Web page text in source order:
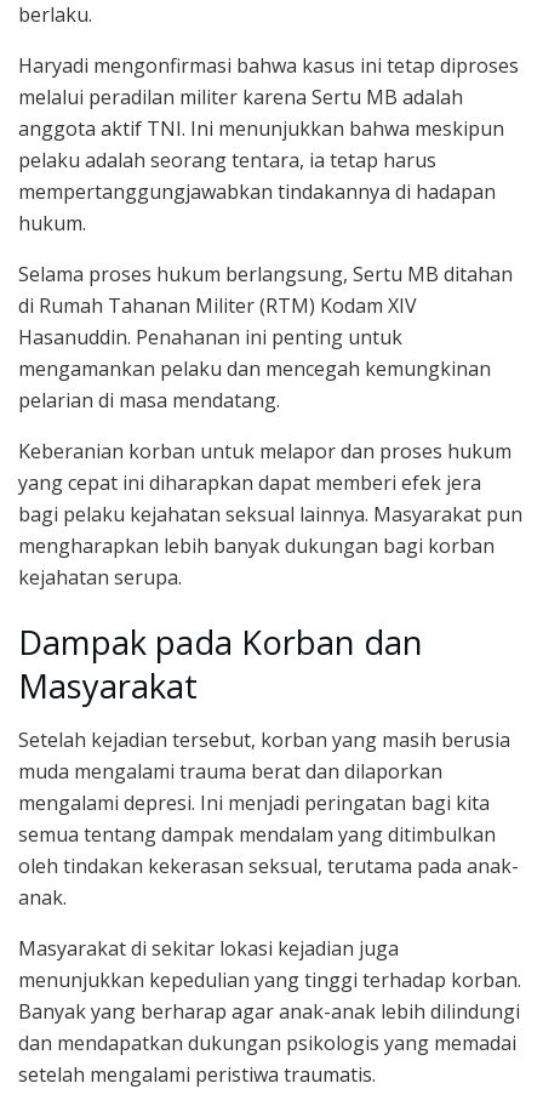
berlaku.
Haryadi mengonfirmasi bahwa kasus ini tetap diproses
melalui peradilan militer karena Sertu MB adalah
anggota aktif TNI. Ini menunjukkan bahwa meskipun
pelaku adalah seorang tentara, ia tetap harus
mempertanggungjawabkan tindakannya di hadapan
hukum.
Selama proses hukum berlangsung, Sertu MB ditahan
di Rumah Tahanan Militer (RTM) Kodam XIV
Hasanuddin. Penahanan ini penting untuk
mengamankan pelaku dan mencegah kemungkinan
pelarian di masa mendatang.
Keberanian korban untuk melapor dan proses hukum
yang cepat ini diharapkan dapat memberi efek jera
bagi pelaku kejahatan seksual lainnya. Masyarakat pun
mengharapkan lebih banyak dukungan bagi korban
kejahatan serupa.
Dampak pada Korban dan
Masyarakat
Setelah kejadian tersebut, korban yang masih berusia
muda mengalami trauma berat dan dilaporkan
mengalami depresi. Ini menjadi peringatan bagi kita
semua tentang dampak mendalam yang ditimbulkan
oleh tindakan kekerasan seksual, terutama pada anak-
anak.
Masyarakat di sekitar lokasi kejadian juga
menunjukkan kepedulian yang tinggi terhadap korban.
Banyak yang berharap agar anak-anak lebih dilindungi
dan mendapatkan dukungan psikologis yang memadai
setelah mengalami peristiwa traumatis.